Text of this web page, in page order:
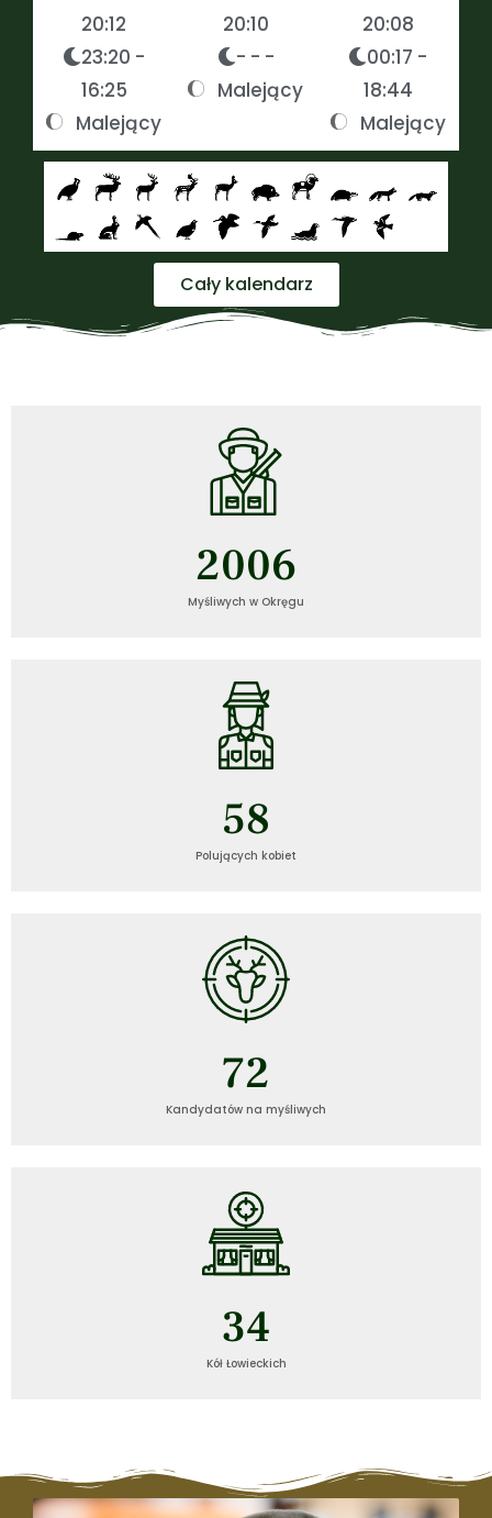
20:12
23:20 -
16:25
Malejący
20:10
- - -
Malejący
20:08
00:17 -
18:44
Malejący
Cały kalendarz
Myśliwych w Okręgu
2006
Polujących kobiet
58
Kandydatów na myśliwych
72
Kół Łowieckich
35